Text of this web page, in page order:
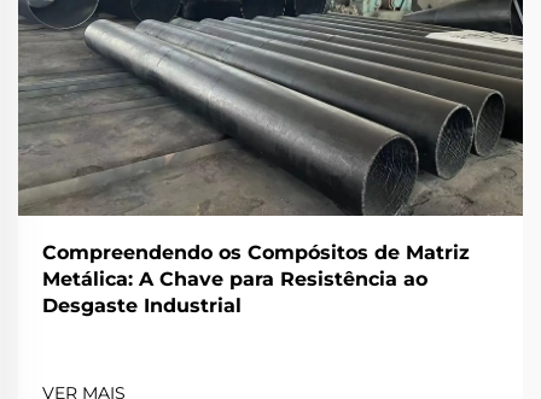
Compreendendo os Compósitos de Matriz
Metálica: A Chave para Resistência ao
Desgaste Industrial
VER MAIS